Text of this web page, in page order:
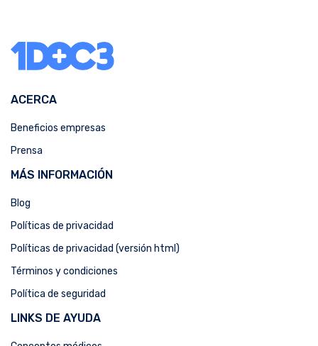
ACERCA
Beneficios empresas
Prensa
MÁS INFORMACIÓN
Blog
Políticas de privacidad
Políticas de privacidad (versión html)
Términos y condiciones
Política de seguridad
LINKS DE AYUDA